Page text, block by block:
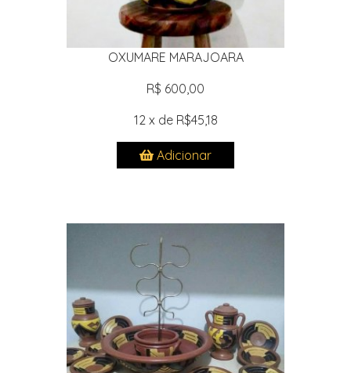
OXUMARE MARAJOARA
R$ 600,00
12 x de R$45,18
Adicionar